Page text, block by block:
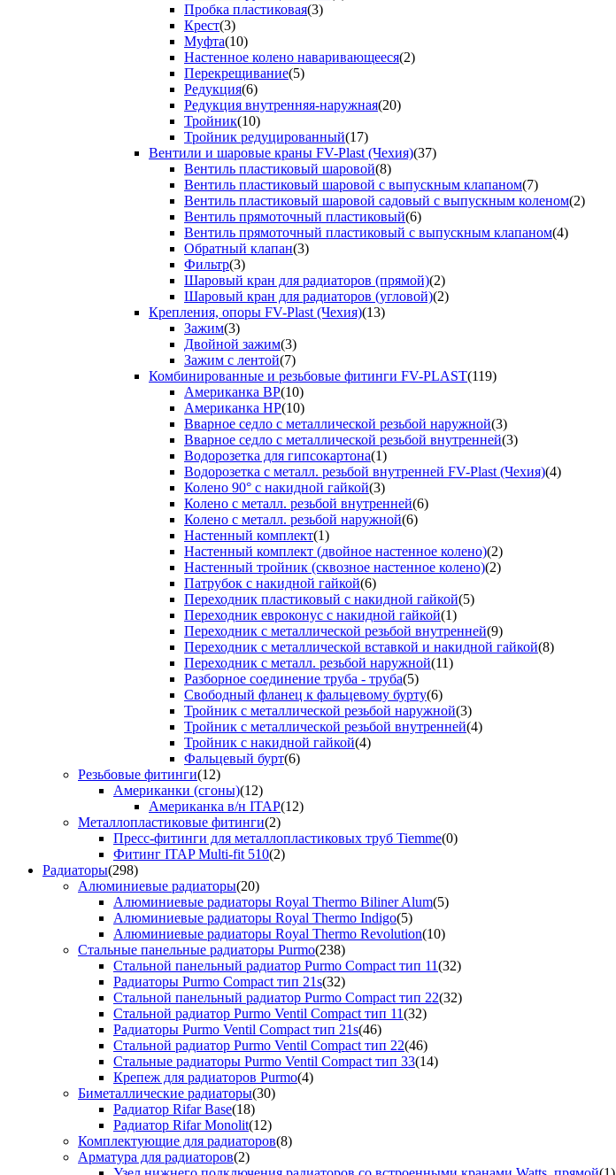
Пробка пластиковая(3)
Крест(3)
Муфта(10)
Настенное колено наваривающееся(2)
Перекрещивание(5)
Редукция(6)
Редукция внутренняя-наружная(20)
Тройник(10)
Тройник редуцированный(17)
Вентили и шаровые краны FV-Plast (Чехия)(37)
Вентиль пластиковый шаровой(8)
Вентиль пластиковый шаровой с выпускным клапаном(7)
Вентиль пластиковый шаровой садовый с выпускным коленом(2)
Вентиль прямоточный пластиковый(6)
Вентиль прямоточный пластиковый с выпускным клапаном(4)
Обратный клапан(3)
Фильтр(3)
Шаровый кран для радиаторов (прямой)(2)
Шаровый кран для радиаторов (угловой)(2)
Крепления, опоры FV-Plast (Чехия)(13)
Зажим(3)
Двойной зажим(3)
Зажим с лентой(7)
Комбинированные и резьбовые фитинги FV-PLAST(119)
Американка ВР(10)
Американка НР(10)
Вварное седло с металлической резьбой наружной(3)
Вварное седло с металлической резьбой внутренней(3)
Водорозетка для гипсокартона(1)
Водорозетка с металл. резьбой внутренней FV-Plast (Чехия)(4)
Колено 90° с накидной гайкой(3)
Колено с металл. резьбой внутренней(6)
Колено с металл. резьбой наружной(6)
Настенный комплект(1)
Настенный комплект (двойное настенное колено)(2)
Настенный тройник (сквозное настенное колено)(2)
Патрубок с накидной гайкой(6)
Переходник пластиковый с накидной гайкой(5)
Переходник евроконус с накидной гайкой(1)
Переходник с металлической резьбой внутренней(9)
Переходник с металлической вставкой и накидной гайкой(8)
Переходник с металл. резьбой наружной(11)
Разборное соединение труба - труба(5)
Свободный фланец к фальцевому бурту(6)
Тройник с металлической резьбой наружной(3)
Тройник с металлической резьбой внутренней(4)
Тройник с накидной гайкой(4)
Фальцевый бурт(6)
Резьбовые фитинги(12)
Американки (сгоны)(12)
Американка в/н ITAP(12)
Металлопластиковые фитинги(2)
Пресс-фитинги для металлопластиковых труб Tiemme(0)
Фитинг ITAP Multi-fit 510(2)
Радиаторы(298)
Алюминиевые радиаторы(20)
Алюминиевые радиаторы Royal Thermo Biliner Alum(5)
Алюминиевые радиаторы Royal Thermo Indigo(5)
Алюминиевые радиаторы Royal Thermo Revolution(10)
Стальные панельные радиаторы Purmo(238)
Стальной панельный радиатор Purmo Compact тип 11(32)
Радиаторы Purmo Compact тип 21s(32)
Стальной панельный радиатор Purmo Compact тип 22(32)
Стальной радиатор Purmo Ventil Compact тип 11(32)
Радиаторы Purmo Ventil Compact тип 21s(46)
Стальной радиатор Purmo Ventil Compact тип 22(46)
Стальные радиаторы Purmo Ventil Compact тип 33(14)
Крепеж для радиаторов Purmo(4)
Биметаллические радиаторы(30)
Радиатор Rifar Base(18)
Радиатор Rifar Monolit(12)
Комплектующие для радиаторов(8)
Арматура для радиаторов(2)